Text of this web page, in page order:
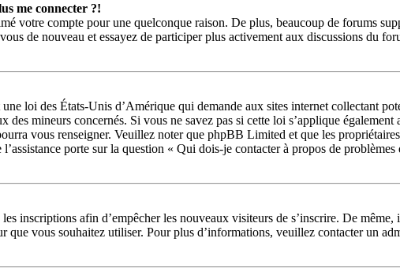
me connecter ?!
votre compte pour une quelconque raison. De plus, beaucoup de forums
de nouveau et essayez de participer plus activement aux discussions du
loi des États-Unis d’Amérique qui demande aux sites internet collectant
des mineurs concernés. Si vous ne savez pas si cette loi s’applique
vous renseigner. Veuillez noter que phpBB Limited et que les
porte sur la question « Qui dois-je contacter à propos de
inscriptions afin d’empêcher les nouveaux visiteurs de s’inscrire. De
que vous souhaitez utiliser. Pour plus d’informations, veuillez contacter un